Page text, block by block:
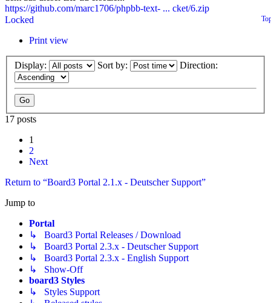
https://github.com/marc1706/phpbb-text- ... cket/6.zip
Locked
Print view
Display: Sort by: Direction:
17 posts
1
2
Next
Return to “Board3 Portal 2.1.x - Deutscher Support”
Jump to
Portal
↳ Board3 Portal Releases / Download
↳ Board3 Portal 2.3.x - Deutscher Support
↳ Board3 Portal 2.3.x - English Support
↳ Show-Off
board3 Styles
↳ Styles Support